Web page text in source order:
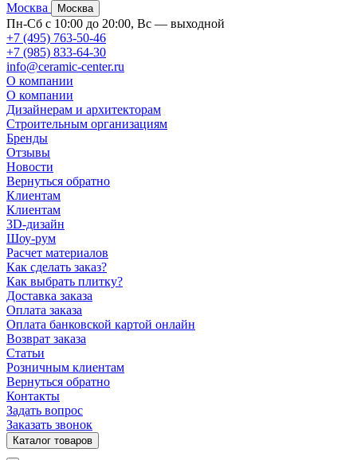
Москва
Москва
Пн-Сб с 10:00 до 20:00, Вс — выходной
+7 (495) 763-50-46
+7 (985) 833-64-30
info@ceramic-center.ru
О компании
О компании
Дизайнерам и архитекторам
Строительным организациям
Бренды
Отзывы
Новости
Вернуться обратно
Клиентам
Клиентам
3D-дизайн
Шоу-рум
Расчет материалов
Как сделать заказ?
Как выбрать плитку?
Доставка заказа
Оплата заказа
Оплата банковской картой онлайн
Возврат заказа
Статьи
Розничным клиентам
Вернуться обратно
Контакты
Задать вопрос
Заказать звонок
Каталог товаров